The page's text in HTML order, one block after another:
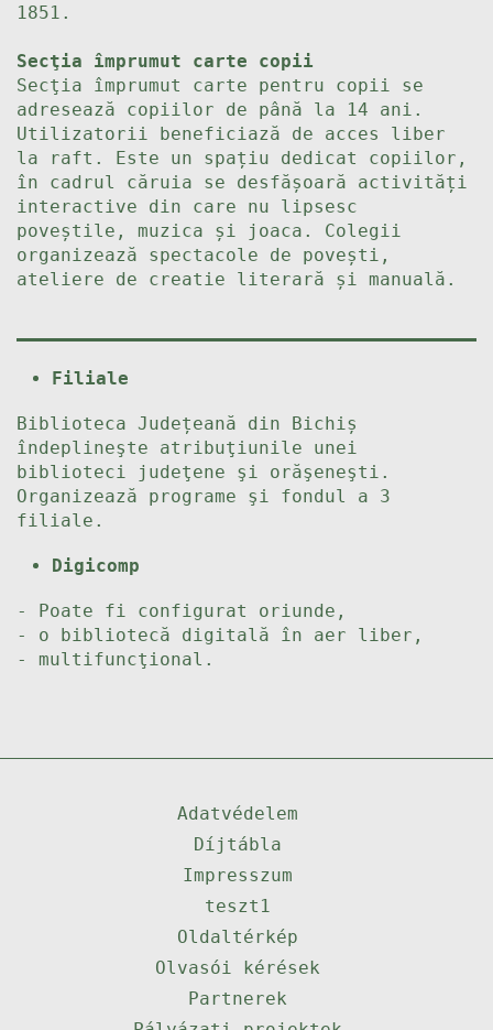
1851.
Secţia împrumut carte copii
Secţia împrumut carte pentru copii se
adresează copiilor de până la 14 ani.
Utilizatorii beneficiază de acces liber
la raft. Este un spațiu dedicat copiilor,
în cadrul căruia se desfășoară activități
interactive din care nu lipsesc
poveștile, muzica și joaca. Colegii
organizează spectacole de povești,
ateliere de creatie literară și manuală.
Filiale
Biblioteca Județeană din Bichiș
îndeplineşte atribuţiunile unei
biblioteci judeţene şi orăşeneşti.
Organizează programe şi fondul a 3
filiale.
Digicomp
- Poate fi configurat oriunde,
- o bibliotecă digitală în aer liber,
- multifuncţional.
Adatvédelem
Díjtábla
Impresszum
teszt1
Oldaltérkép
Olvasói kérések
Partnerek